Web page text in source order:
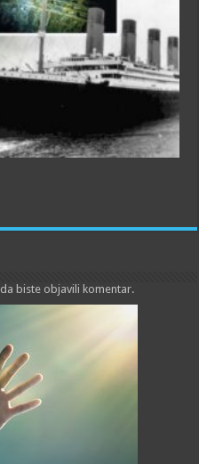
da biste objavili komentar.